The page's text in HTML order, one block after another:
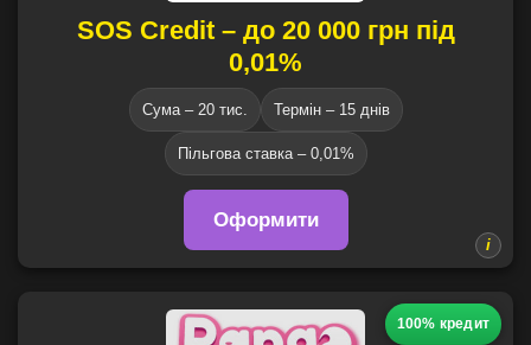
SOS Credit – до 20 000 грн під
0,01%
Сума – 20 тис. Термін – 15 днів
Пільгова ставка – 0,01%
Оформити
100% кредит